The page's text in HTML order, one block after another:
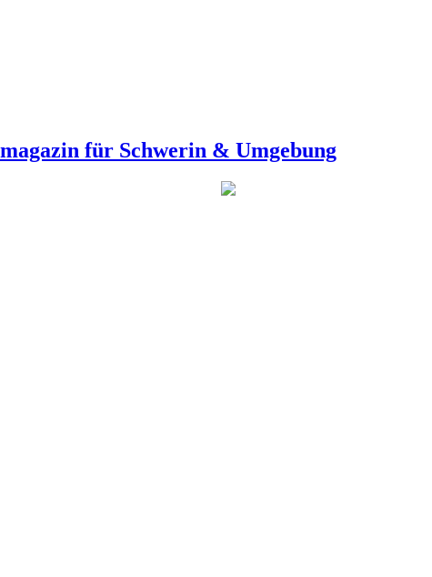
für Schwerin & Umgebung